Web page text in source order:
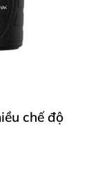
chế độ